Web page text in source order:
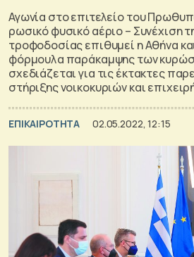
Αγωνία στο επιτελείο του
ρωσικό φυσικό αέριο – Συνέχιση
τροφοδοσίας επιθυμεί η Αθήνα
φόρμουλα παράκαμψης των
σχεδιάζεται για τις έκτακτες
στήριξης νοικοκυριών και
ΕΠΙΚΑΙΡΟΤΗΤΑ 02.05.2022, 12:15